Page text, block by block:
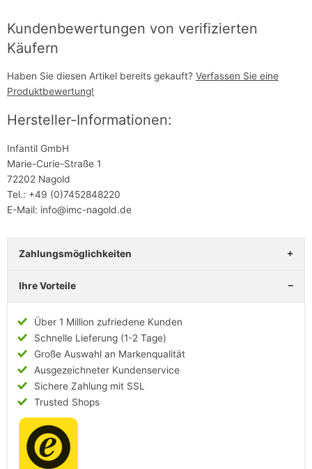
Kundenbewertungen von verifizierten
Käufern
Haben Sie diesen Artikel bereits gekauft? Verfassen Sie eine
Produktbewertung!
Hersteller-Informationen:
Infantil GmbH
Marie-Curie-Straße 1
72202 Nagold
Tel.: +49 (0)7452848220
E-Mail: info@imc-nagold.de
Zahlungsmöglichkeiten
Ihre Vorteile
Über 1 Million zufriedene Kunden
Schnelle Lieferung (1-2 Tage)
Große Auswahl an Markenqualität
Ausgezeichneter Kundenservice
Sichere Zahlung mit SSL
Trusted Shops